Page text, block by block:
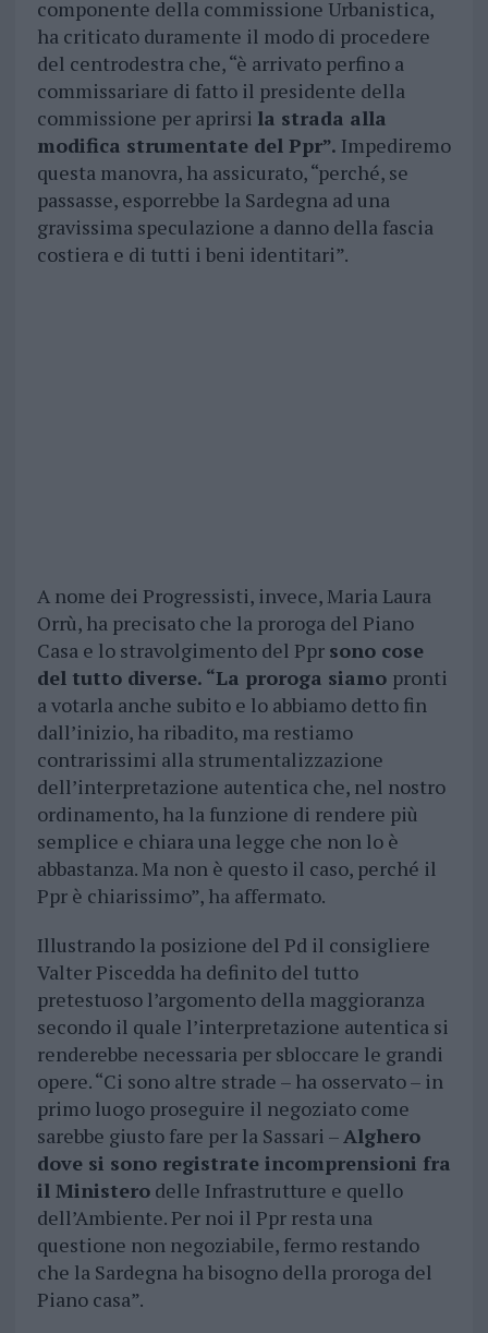
componente della commissione Urbanistica,
ha criticato duramente il modo di procedere
del centrodestra che, “è arrivato perfino a
commissariare di fatto il presidente della
commissione per aprirsi la strada alla
modifica strumentate del Ppr”. Impediremo
questa manovra, ha assicurato, “perché, se
passasse, esporrebbe la Sardegna ad una
gravissima speculazione a danno della fascia
costiera e di tutti i beni identitari”.
A nome dei Progressisti, invece, Maria Laura
Orrù, ha precisato che la proroga del Piano
Casa e lo stravolgimento del Ppr sono cose
del tutto diverse. “La proroga siamo pronti
a votarla anche subito e lo abbiamo detto fin
dall’inizio, ha ribadito, ma restiamo
contrarissimi alla strumentalizzazione
dell’interpretazione autentica che, nel nostro
ordinamento, ha la funzione di rendere più
semplice e chiara una legge che non lo è
abbastanza. Ma non è questo il caso, perché il
Ppr è chiarissimo”, ha affermato.
Illustrando la posizione del Pd il consigliere
Valter Piscedda ha definito del tutto
pretestuoso l’argomento della maggioranza
secondo il quale l’interpretazione autentica si
renderebbe necessaria per sbloccare le grandi
opere. “Ci sono altre strade – ha osservato – in
primo luogo proseguire il negoziato come
sarebbe giusto fare per la Sassari –Alghero
dove si sono registrate incomprensioni fra
il Ministerodelle Infrastrutture e quello
dell’Ambiente. Per noi il Ppr resta una
questione non negoziabile, fermo restando
che la Sardegna ha bisogno della proroga del
Piano casa”.